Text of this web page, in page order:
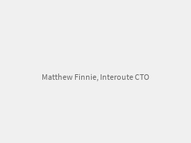
Matthew Finnie, Interoute CTO